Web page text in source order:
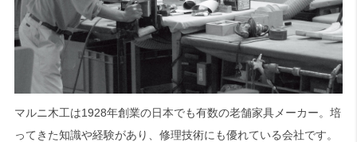
マルニ木工は1928年創業の日本でも有数の老舗家具メーカー。培
ってきた知識や経験があり、修理技術にも優れている会社です。